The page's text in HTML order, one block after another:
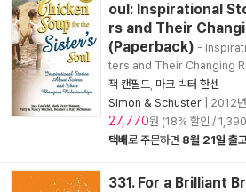
oul: Inspirational
rs and Their
(Paperback) -
ters and Their Changing
잭 캔필드 마크 빅터 한센
Simon & Schuster
2012
27,770원 (18% 할인 /
택배로 주문하면 8월 21일 출
331. For a Brilliant